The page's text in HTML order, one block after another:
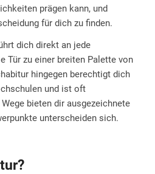
prägen kann, und
für dich zu finden.
dich direkt an jede
Tür zu einer breiten Palette von
hingegen berechtigt dich
und ist oft
bieten dir ausgezeichnete
unterscheiden sich.